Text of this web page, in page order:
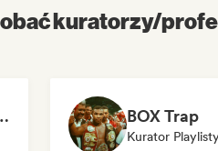
kuratorzy/
Hop Music BOX Trap
Kurator